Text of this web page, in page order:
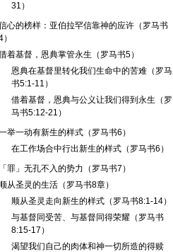
31）
心的榜样：亚伯拉罕信靠神的应许（罗马书
）
着基督，恩典掌管永生（罗马书5）
恩典在基督里转化我们生命中的苦难（罗马
书5:1-11）
借着基督，恩典与公义让我们得到永生（罗
马书5:12-21）
举一动有新生的样式（罗马书6）
在工作场合中行出新生的样式（罗马书6）
「罪」无孔不入的势力（罗马书7）
从圣灵的生活（罗马书8章）
顺从圣灵走向新生的样式（罗马书8:1-14）
与基督同受苦、与基督同得荣耀（罗马书
8:15-17）
渴望我们自己的肉体和神一切所造的得赎